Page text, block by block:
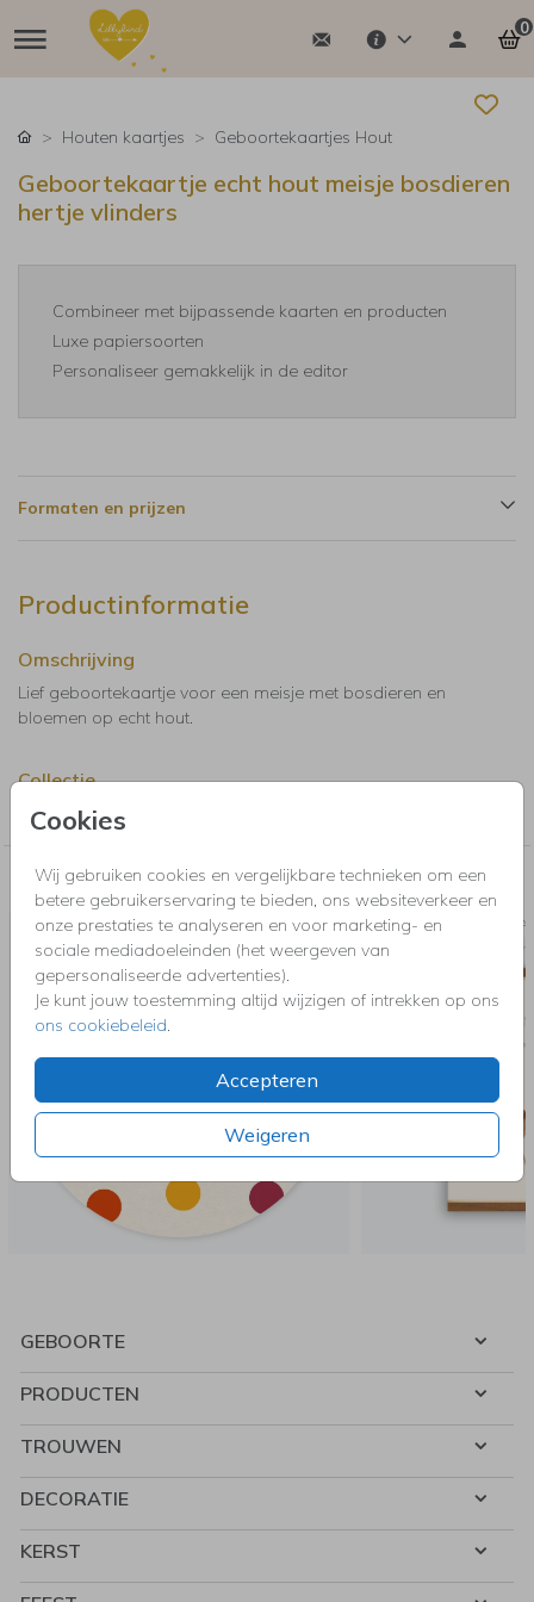
0
Cookies
Wij gebruiken cookies en vergelijkbare technieken om een
betere gebruikerservaring te bieden, ons websiteverkeer en
onze prestaties te analyseren en voor marketing- en
sociale mediadoeleinden (het weergeven van
gepersonaliseerde advertenties).
Je kunt jouw toestemming altijd wijzigen of intrekken op ons
ons cookiebeleid
Accepteren
Weigeren
Houten kaartjes Geboortekaartjes Hout
Geboortekaartje echt hout meisje bosdieren
hertje vlinders
Combineer met bijpassende kaarten en producten
Luxe papiersoorten
Personaliseer gemakkelijk in de editor
Formaten en prijzen
Productinformatie
Omschrijving
Lief geboortekaartje voor een meisje met bosdieren en
bloemen op echt hout.
Collectie
Geboortekaartjes Hout
Nog meer in deze stijl voor jou
GEBOORTE
PRODUCTEN
TROUWEN
DECORATIE
KERST